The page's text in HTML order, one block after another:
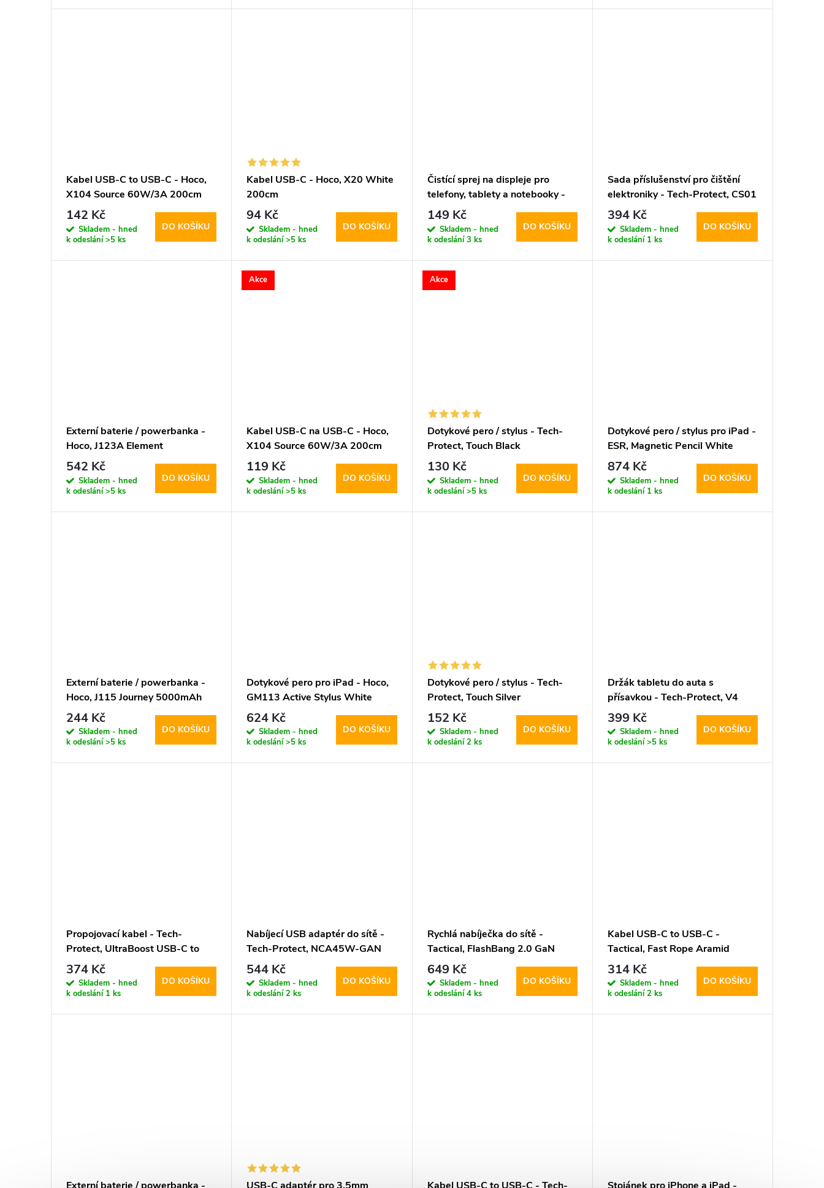
t
d
Kabel USB-C to USB-C - Hoco,
X104 Source 60W/3A 200cm
Black
142 Kč
Skladem - hned
k odeslání>5 ks
DO KOŠÍKU
Kabel USB-C - Hoco, X20 White
200cm
94 Kč
Skladem - hned
k odeslání>5 ks
DO KOŠÍKU
Čistící sprej na displeje pro
telefony, tablety a notebooky -
Tech-Protect, Cleaning Spray
200ml
149 Kč
Skladem - hned
k odeslání3 ks
DO KOŠÍKU
Sada příslušenství pro čištění
elektroniky - Tech-Protect, CS01
Cleaner Set
394 Kč
Skladem - hned
k odeslání 1 ks
DO KOŠÍKU
Externí baterie / powerbanka -
Hoco, J123A Element
20000mAh Black
542 Kč
Skladem - hned
k odeslání>5 ks
DO KOŠÍKU
Akce
Kabel USB-C na USB-C - Hoco,
X104 Source 60W/3A 200cm
White
119 Kč
Skladem - hned
k odeslání>5 ks
DO KOŠÍKU
Akce
Dotykové pero / stylus - Tech-
Protect, Touch Black
130 Kč
Skladem - hned
k odeslání>5 ks
DO KOŠÍKU
Dotykové pero / stylus pro iPad -
ESR, Magnetic Pencil White
874 Kč
Skladem - hned
k odeslání 1 ks
DO KOŠÍKU
Externí baterie / powerbanka -
Hoco, J115 Journey 5000mAh
Black
244 Kč
Skladem - hned
k odeslání>5 ks
DO KOŠÍKU
Dotykové pero pro iPad - Hoco,
GM113 Active Stylus White
624 Kč
Skladem - hned
k odeslání>5 ks
DO KOŠÍKU
Dotykové pero / stylus - Tech-
Protect, Touch Silver
152 Kč
Skladem - hned
k odeslání2 ks
DO KOŠÍKU
Držák tabletu do auta s
přísavkou - Tech-Protect, V4
Windshield & Dashboard
399 Kč
Skladem - hned
k odeslání>5 ks
DO KOŠÍKU
Propojovací kabel - Tech-
Protect, UltraBoost USB-C to
HDMI
374 Kč
Skladem - hned
k odeslání 1 ks
DO KOŠÍKU
Nabíjecí USB adaptér do sítě -
Tech-Protect, NCA45W-GAN
PD45W/QC3.0 White + USB-C
kabel
544 Kč
Skladem - hned
k odeslání2 ks
DO KOŠÍKU
Rychlá nabíječka do sítě -
Tactical, FlashBang 2.0 GaN
65W White
649 Kč
Skladem - hned
k odeslání4 ks
DO KOŠÍKU
Kabel USB-C to USB-C -
Tactical, Fast Rope Aramid
100cm
314 Kč
Skladem - hned
k odeslání2 ks
DO KOŠÍKU